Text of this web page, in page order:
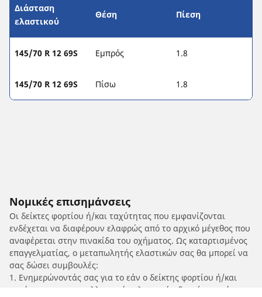
Διάσταση
ελαστικού
Θέση Πίεση
145/70 R 12 69S Εμπρός 1.8
145/70 R 12 69S Πίσω 1.8
Νομικές επισημάνσεις
Οι δείκτες φορτίου ή/και ταχύτητας που εμφανίζονται
ενδέχεται να διαφέρουν ελαφρώς από το αρχικό μέγεθος που
αναφέρεται στην πινακίδα του οχήματος. Ως καταρτισμένος
επαγγελματίας, ο μεταπωλητής ελαστικών σας θα μπορεί να
σας δώσει συμβουλές:
1. Ενημερώνοντάς σας για το εάν ο δείκτης φορτίου ή/και
ταχύτητας των ανταλλακτικών ελαστικών διαφέρει από